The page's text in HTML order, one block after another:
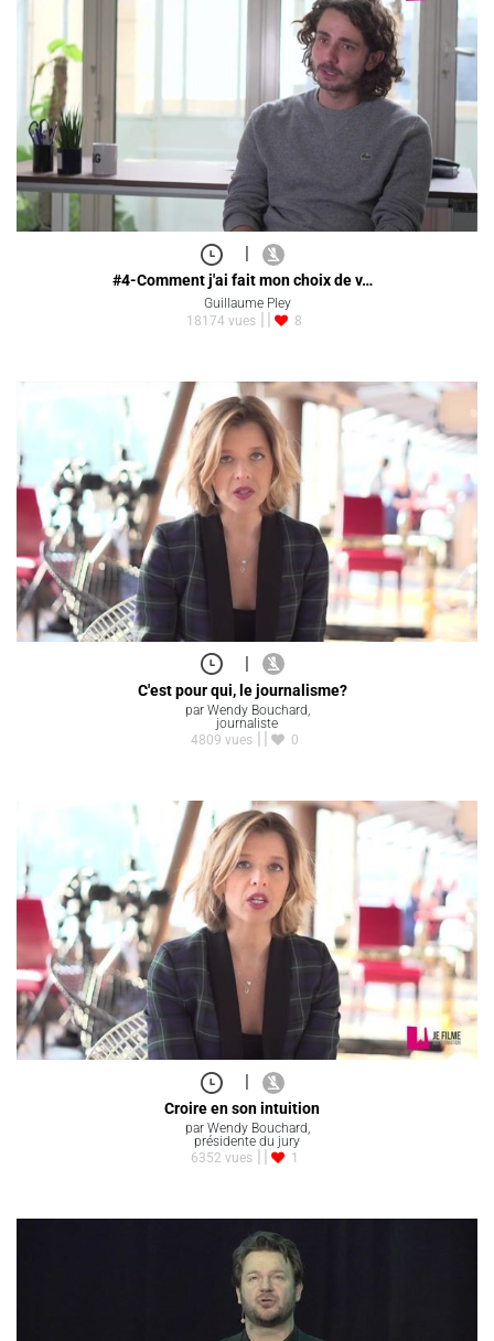
|
#4-Comment j'ai fait mon choix de v…
Guillaume Pley
18174 vues
8
|
C'est pour qui, le journalisme?
par Wendy Bouchard,
journaliste
4809 vues
0
|
Croire en son intuition
par Wendy Bouchard,
présidente du jury
6352 vues
1